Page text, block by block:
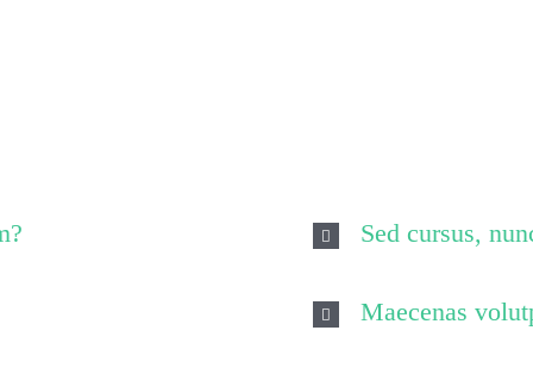
Sed cursus,
Maecenas